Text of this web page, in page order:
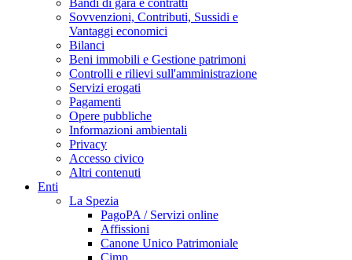
Sovvenzioni, Contributi, Sussidi e
Vantaggi economici
Bilanci
Beni immobili e Gestione patrimoni
Controlli e rilievi sull'amministrazione
Servizi erogati
Pagamenti
Opere pubbliche
Informazioni ambientali
Privacy
Accesso civico
Altri contenuti
Enti
La Spezia
PagoPA / Servizi online
Affissioni
Canone Unico Patrimoniale
Cimp